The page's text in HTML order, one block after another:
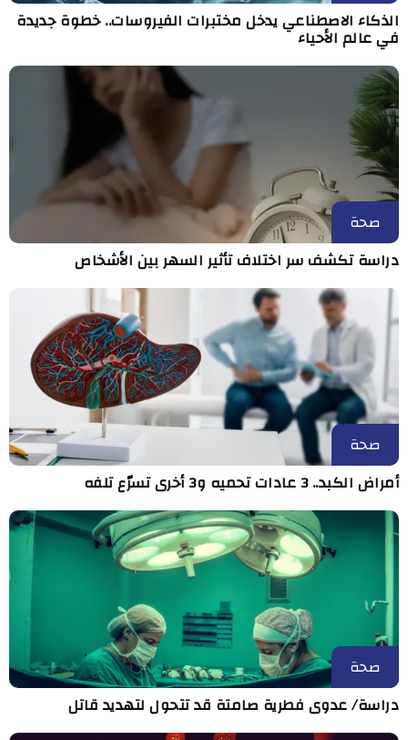
الذكاء الاصطناعي يدخل مختبرات الفيروسات.. خطوة جديدة
في عالم الأحياء
صحة
دراسة تكشف سر اختلاف تأثير السهر بين الأشخاص
صحة
أمراض الكبد.. 3 عادات تحميه و3 أخرى تسرّع تلفه
صحة
دراسة/ عدوى فطرية صامتة قد تتحول لتهديد قاتل